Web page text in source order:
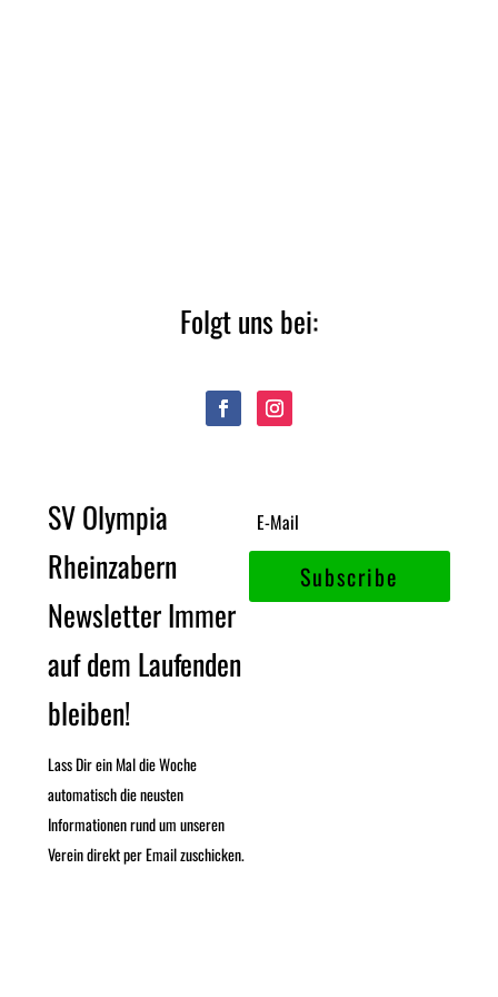
Folgt uns bei:
SV Olympia
Rheinzabern
Newsletter Immer
auf dem Laufenden
bleiben!
Lass Dir ein Mal die Woche
automatisch die neusten
Informationen rund um unseren
Verein direkt per Email zuschicken.
Subscribe